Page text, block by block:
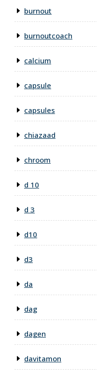
burnout
burnoutcoach
calcium
capsule
capsules
chiazaad
chroom
d 10
d 3
d10
d3
da
dag
dagen
davitamon